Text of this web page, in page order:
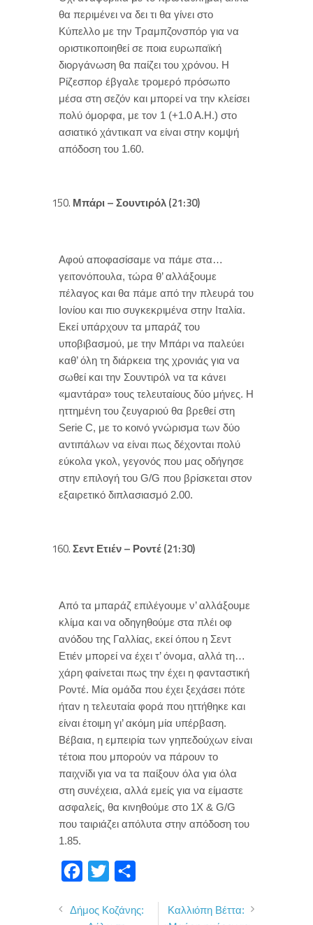
θα περιμένει να δει τι θα γίνει στο
Κύπελλο με την Τραμπζονσπόρ για να
οριστικοποιηθεί σε ποια ευρωπαϊκή
διοργάνωση θα παίζει του χρόνου. Η
Ρίζεσπορ έβγαλε τρομερό πρόσωπο
μέσα στη σεζόν και μπορεί να την κλείσει
πολύ όμορφα, με τον 1 (+1.0 Α.Η.) στο
ασιατικό χάντικαπ να είναι στην κομψή
απόδοση του 1.60.
Μπάρι – Σουντιρόλ (21:30)
Αφού αποφασίσαμε να πάμε στα…
γειτονόπουλα, τώρα θ’ αλλάξουμε
πέλαγος και θα πάμε από την πλευρά του
Ιονίου και πιο συγκεκριμένα στην Ιταλία.
Εκεί υπάρχουν τα μπαράζ του
υποβιβασμού, με την Μπάρι να παλεύει
καθ’ όλη τη διάρκεια της χρονιάς για να
σωθεί και την Σουντιρόλ να τα κάνει
«μαντάρα» τους τελευταίους δύο μήνες. Η
ηττημένη του ζευγαριού θα βρεθεί στη
Serie C, με το κοινό γνώρισμα των δύο
αντιπάλων να είναι πως δέχονται πολύ
εύκολα γκολ, γεγονός που μας οδήγησε
στην επιλογή του G/G που βρίσκεται στον
εξαιρετικό διπλασιασμό 2.00.
Σεντ Ετιέν – Ροντέ (21:30)
Από τα μπαράζ επιλέγουμε ν’ αλλάξουμε
κλίμα και να οδηγηθούμε στα πλέι οφ
ανόδου της Γαλλίας, εκεί όπου η Σεντ
Ετιέν μπορεί να έχει τ’ όνομα, αλλά τη…
χάρη φαίνεται πως την έχει η φανταστική
Ροντέ. Μία ομάδα που έχει ξεχάσει πότε
ήταν η τελευταία φορά που ηττήθηκε και
είναι έτοιμη γι’ ακόμη μία υπέρβαση.
Βέβαια, η εμπειρία των γηπεδούχων είναι
τέτοια που μπορούν να πάρουν το
παιχνίδι για να τα παίξουν όλα για όλα
στη συνέχεια, αλλά εμείς για να είμαστε
ασφαλείς, θα κινηθούμε στο 1Χ & G/G
που ταιριάζει απόλυτα στην απόδοση του
1.85.
c
i
ι
Δήμος Κοζάνης:
Καλλιόπη Βέττα: